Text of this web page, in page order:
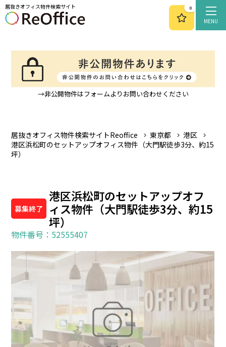
MENU
居抜きオフィス物件検索サイト 0
→非公開物件はフォームよりお問い合わせください
居抜きオフィス物件検索サイトReoffice 東京都
港区
港区浜松町のセットアップオフィス物件（大門駅徒歩3分、約15
坪）
募集終了
港区浜松町のセットアップオフ
ィス物件（大門駅徒歩3分、約15
坪）
物件番号：52555407